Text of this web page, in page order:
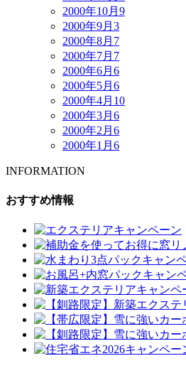
2000年10月 9
2000年9月 3
2000年8月 7
2000年7月 7
2000年6月 6
2000年5月 6
2000年4月 10
2000年3月 6
2000年2月 6
2000年1月 6
INFORMATION
おすすめ情報